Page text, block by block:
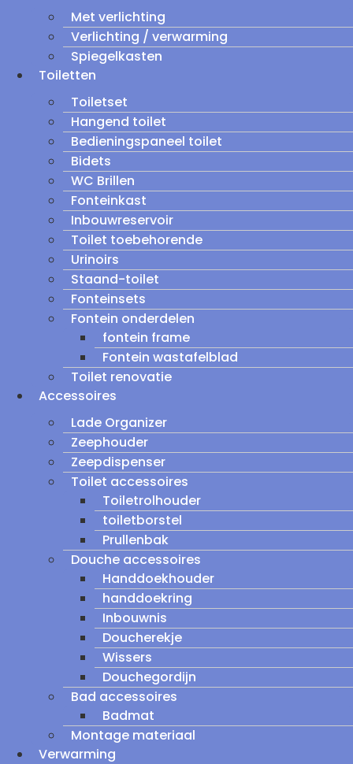
Met verlichting
Verlichting / verwarming
Spiegelkasten
Toiletten
Toiletset
Hangend toilet
Bedieningspaneel toilet
Bidets
WC Brillen
Fonteinkast
Inbouwreservoir
Toilet toebehorende
Urinoirs
Staand-toilet
Fonteinsets
Fontein onderdelen
fontein frame
Fontein wastafelblad
Toilet renovatie
Accessoires
Lade Organizer
Zeephouder
Zeepdispenser
Toilet accessoires
Toiletrolhouder
toiletborstel
Prullenbak
Douche accessoires
Handdoekhouder
handdoekring
Inbouwnis
Doucherekje
Wissers
Douchegordijn
Bad accessoires
Badmat
Montage materiaal
Verwarming